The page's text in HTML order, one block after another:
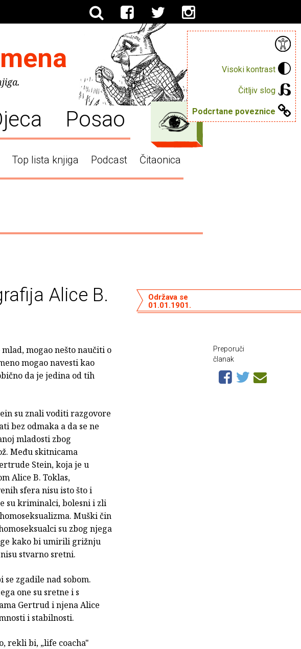
Visoki kontrast
Čitljiv slog
Podcrtane poveznice
Posao
Top lista knjiga Podcast Čitaonica
Alice B.
Održava se
01.01.1901.
mogao nešto naučiti o
mogao navesti kao
da je jedina od tih
su znali voditi razgovore
bez odmaka a da se ne
mladosti zbog
Među skitnicama
Stein, koja je u
Alice B. Toklas,
sfera nisu isto što i
su kriminalci, bolesni i zli
Muški čin
su zbog njega
kako bi umirili grižnju
stvarno sretni.
se zgadile nad sobom.
one su sretne i s
Gertrud i njena Alice
i stabilnosti.
rekli bi, „life coacha"
Preporuči
članak